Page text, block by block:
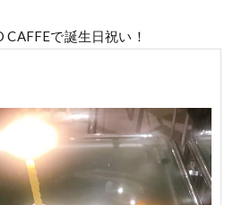
CAFFEで誕生日祝い！